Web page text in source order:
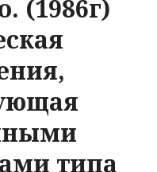
(1986г)
типа